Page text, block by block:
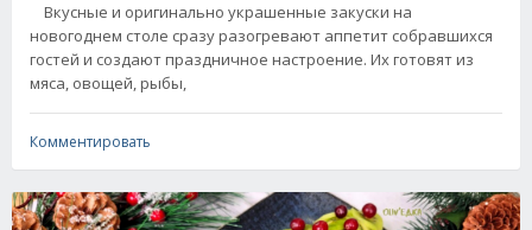
Вкусные и оригинально украшенные закуски на
новогоднем столе сразу разогревают аппетит собравшихся
гостей и создают праздничное настроение. Их готовят из
мяса, овощей, рыбы,
Комментировать